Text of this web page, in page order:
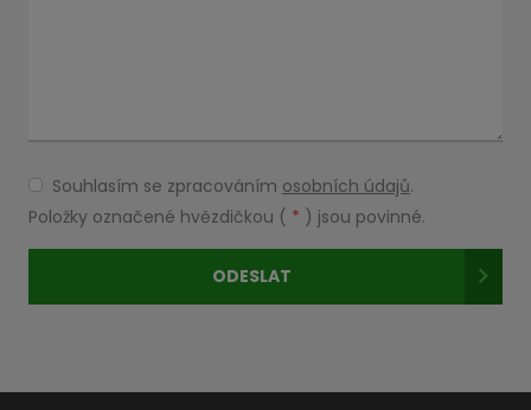
Souhlasím
se
zpracováním
osobních
Souhlasím se zpracováním osobních údajů.
Položky označené hvězdičkou ( * ) jsou povinné.
ODESLAT
nepodařilo